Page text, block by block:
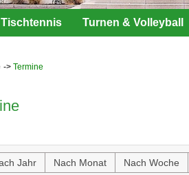
Tischtennis Turnen & Volleyball
Termine
Jahr Nach Monat Nach Woche